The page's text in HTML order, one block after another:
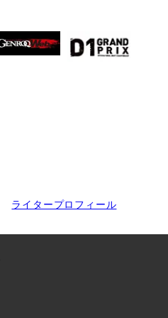
ライタープロフィール